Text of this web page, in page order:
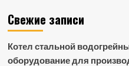
Свежие записи
Котел стальной
оборудование для